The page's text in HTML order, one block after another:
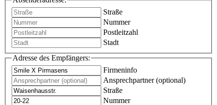
Straße
Nummer
Postleitzahl
Stadt
Adresse des Empfängers:
Firmeninfo
Ansprechpartner (optional)
Straße
Nummer